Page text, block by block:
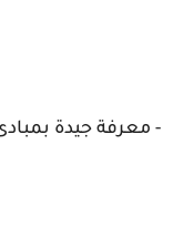
- معرفة جيدة